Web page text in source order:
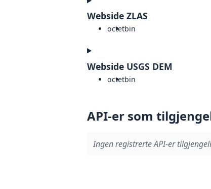
Webside ZLAS
octetbin
Webside USGS DEM
octetbin
API-er som
Ingen registrerte API-er